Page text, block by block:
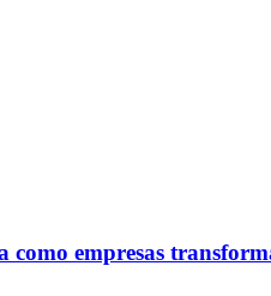
empresas